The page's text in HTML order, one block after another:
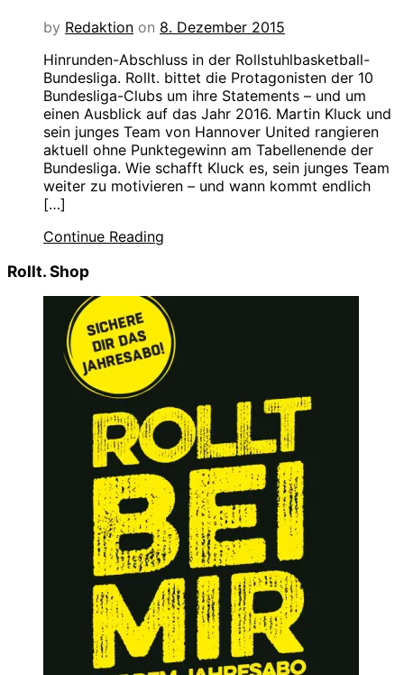
by Redaktion on 8. Dezember 2015
Hinrunden-Abschluss in der Rollstuhlbasketball-
Bundesliga. Rollt. bittet die Protagonisten der 10
Bundesliga-Clubs um ihre Statements – und um
einen Ausblick auf das Jahr 2016. Martin Kluck und
sein junges Team von Hannover United rangieren
aktuell ohne Punktegewinn am Tabellenende der
Bundesliga. Wie schafft Kluck es, sein junges Team
weiter zu motivieren – und wann kommt endlich
[…]
Continue Reading
Rollt. Shop